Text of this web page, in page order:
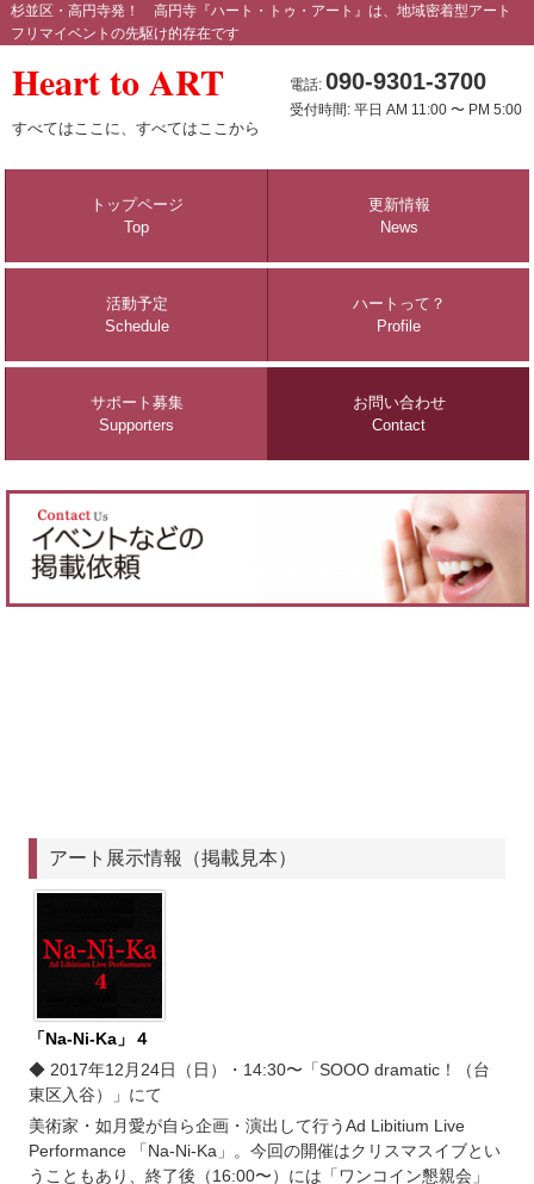
杉並区・高円寺発！ 高円寺『ハート・トゥ・アート』は、地域密着型アート
フリマイベントの先駆け的存在です
Heart to ART
すべてはここに、すべてはここから
電話: 090-9301-3700
受付時間: 平日 AM 11:00 〜 PM 5:00
トップページ
Top
更新情報
News
活動予定
Schedule
ハートって？
Profile
サポート募集
Supporters
お問い合わせ
Contact
アート展示情報（掲載見本）
「Na-Ni-Ka」４
◆ 2017年12月24日（日）・14:30〜「SOOO dramatic！（台
東区入谷）」にて
美術家・如月愛が自ら企画・演出して行うAd Libitium Live
Performance 「Na-Ni-Ka」。今回の開催はクリスマスイブとい
うこともあり、終了後（16:00〜）には「ワンコイン懇親会」